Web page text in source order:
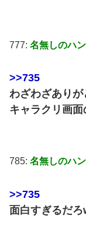
777: 名無しのハ
>>735
わざわざありが
キャラクリ画
785: 名無しのハ
>>735
面白すぎるだろ